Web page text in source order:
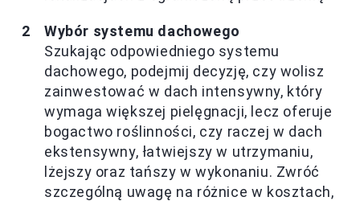
Wybór systemu dachowego
Szukając odpowiedniego systemu
dachowego, podejmij decyzję, czy wolisz
zainwestować w dach intensywny, który
wymaga większej pielęgnacji, lecz oferuje
bogactwo roślinności, czy raczej w dach
ekstensywny, łatwiejszy w utrzymaniu,
lżejszy oraz tańszy w wykonaniu. Zwróć
szczególną uwagę na różnice w kosztach,